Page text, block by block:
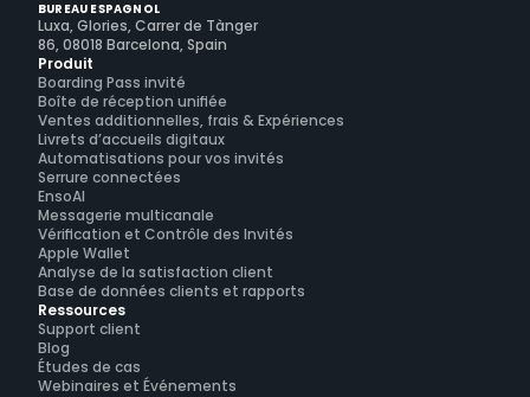
BUREAU ESPAGNOL
Luxa, Glories, Carrer de Tànger
86, 08018 Barcelona, Spain
Produit
Boarding Pass invité
Boîte de réception unifiée
Ventes additionnelles, frais & Expériences
Livrets d’accueils digitaux
Automatisations pour vos invités
Serrure connectées
EnsoAI
Messagerie multicanale
Vérification et Contrôle des Invités
Apple Wallet
Analyse de la satisfaction client
Base de données clients et rapports
Ressources
Support client
Blog
Études de cas
Webinaires et Événements